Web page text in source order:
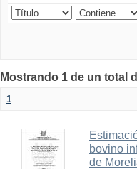
Mostrando 1 de un total
1
bovino
de